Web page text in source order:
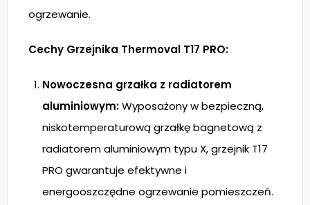
ogrzewanie.
Cechy Grzejnika Thermoval T17 PRO:
Nowoczesna grzałka z radiatorem
aluminiowym:Wyposażony w bezpieczną,
niskotemperaturową grzałkę bagnetową z
radiatorem aluminiowym typu X, grzejnik T17
PRO gwarantuje efektywne i
energooszczędne ogrzewanie pomieszczeń.